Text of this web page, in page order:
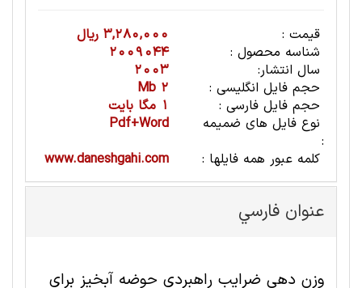
قیمت :
3,280,000 ریال
شناسه محصول :
2009044
سال انتشار:
2003
حجم فایل انگلیسی :
2 Mb
حجم فایل فارسی :
1 مگا بایت
نوع فایل های ضمیمه
:
Pdf+Word
کلمه عبور همه فایلها :
www.daneshgahi.com
عنوان فارسي
وزن دهی ضرایب راهبردی حوضه آبخیز برای